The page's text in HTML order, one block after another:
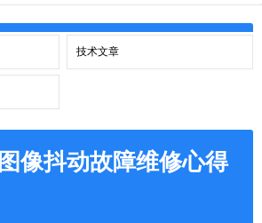
技术文章
像抖动故障维修心得